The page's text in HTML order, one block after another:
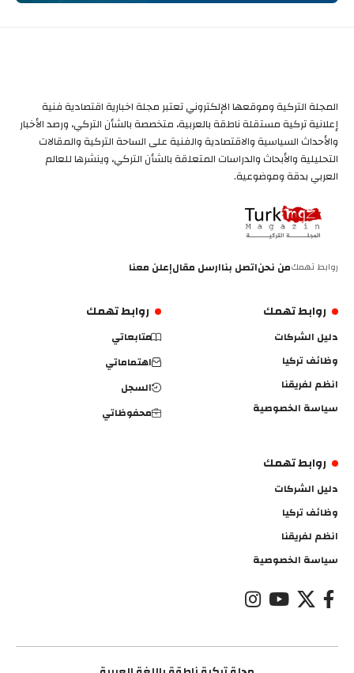
المجلة التركية وموقعها الإلكتروني تعتبر مجلة اخبارية اقتصادية فنية
إعلانية تركية مستقلة ناطقة بالعربية، متخصصة بالشأن التركي، ورصد الأخبار
والأحداث السياسية والاقتصادية والفنية على الساحة التركية والمقالات
التحليلية والأبحاث والدراسات المتعلقة بالشأن التركي، وينشرها للعالم
العربي بدقة وموضوعية.
روابط تهمكمن نحناتصل بناارسل مقالإعلن معنا
روابط تهمك
دليل الشركات
وظائف تركيا
انظم لفريقنا
سياسة الخصوصية
روابط تهمك
متابعاتي
اهتماماتي
السجل
محفوظاتي
روابط تهمك
دليل الشركات
وظائف تركيا
انظم لفريقنا
سياسة الخصوصية